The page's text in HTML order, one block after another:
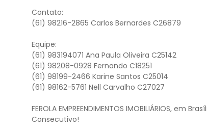
Contato:
(61) 98216-2865 Carlos Bernardes C26879
Equipe:
(61) 983194071 Ana Paula Oliveira C25142
(61) 98208-0928 Fernando C18251
(61) 98199-2466 Karine Santos C25014
(61) 98162-5761 Nell Carvalho C27027
FEROLA EMPREENDIMENTOS IMOBILIÁRIOS,
Consecutivo!